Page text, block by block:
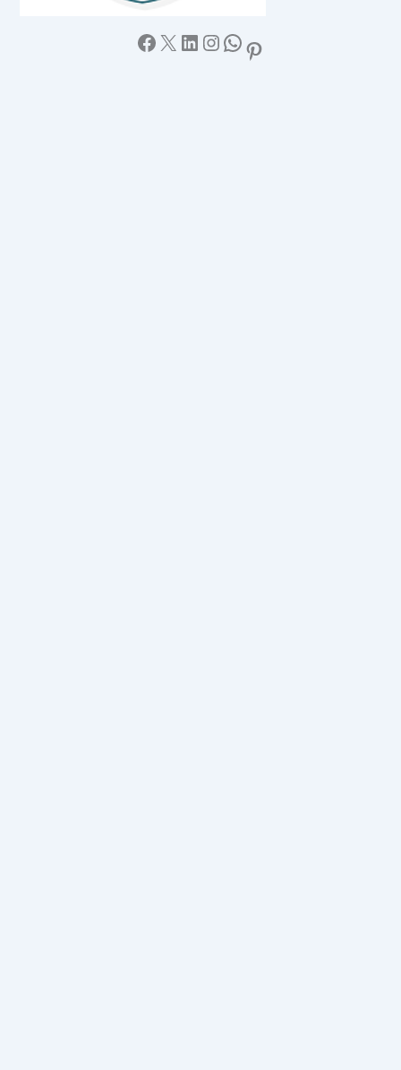
Facebook X LinkedIn Instagram WhatsApp Pinterest